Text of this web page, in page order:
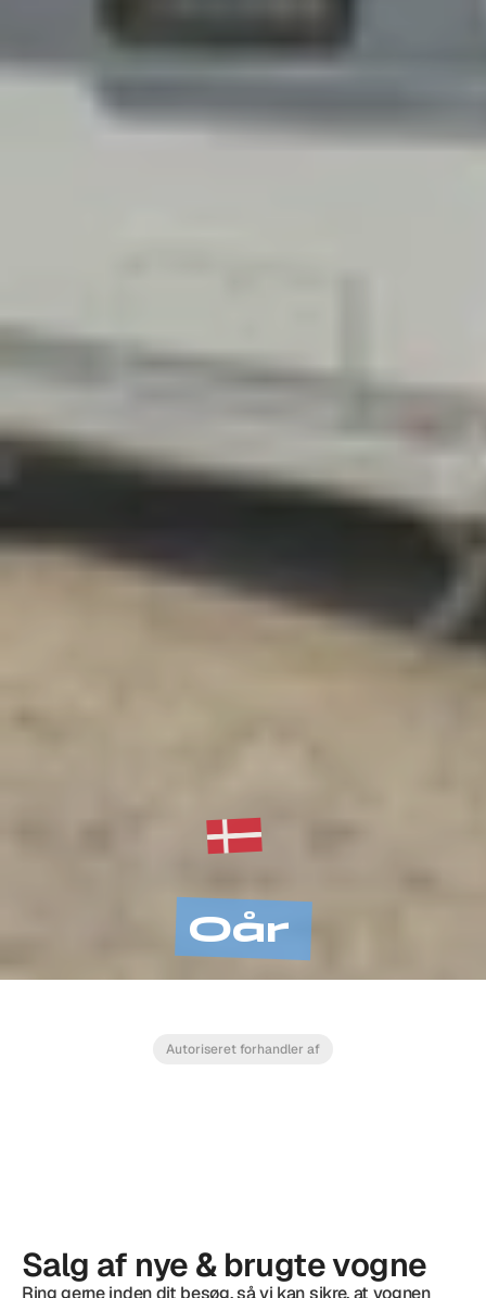
0år
Autoriseret forhandler af
Salg af nye & brugte vogne
Ring gerne inden dit besøg, så vi kan sikre, at vognen